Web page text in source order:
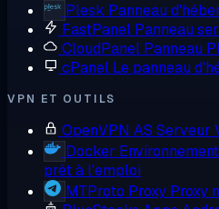
Plesk Panneau
FastPanel Panneau
CloudPanel Panneau
cPanel Le panneau
VPN ET OUTILS
OpenVPN AS Serveur
Docker
prêt à l'emploi
MTProto Proxy Proxy